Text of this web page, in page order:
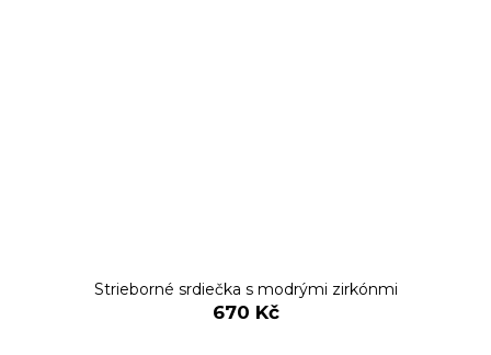
Strieborné srdiečka s modrými zirkónmi
670 Kč